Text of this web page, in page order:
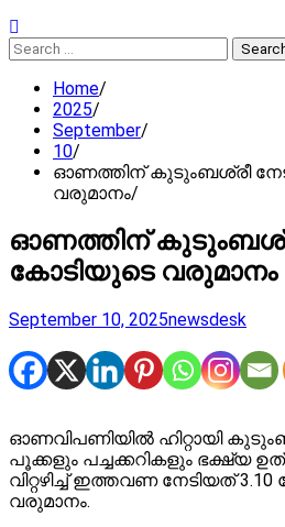
Search
for:
Home
2025
September
10
ഓണത്തിന് കുടുംബശ്രീ
വരുമാനം
ഓണത്തിന് കുടുംബശ്രീ
കോടിയുടെ വരുമാനം
September 10, 2025newsdesk
ഓണവിപണിയിൽ ഹിറ്റായി
പൂക്കളും പച്ചക്കറികളും ഭക്ഷ്യ
വിറ്റഴിച്ച് ഇത്തവണ നേടിയത്
വരുമാനം.